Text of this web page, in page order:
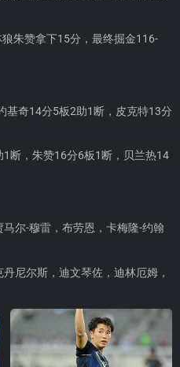
朱赞拿下15分，最终掘金116-
基奇14分5板2助1断，皮克特13分
断，朱赞16分6板1断，贝兰热14
尔-穆雷，布劳恩，卡梅隆-约翰
尼尔斯，迪文琴佐，迪林厄姆，